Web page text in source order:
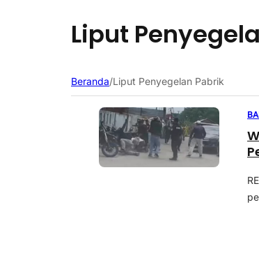
Liput
Beranda/Liput Penyegelan Pabrik